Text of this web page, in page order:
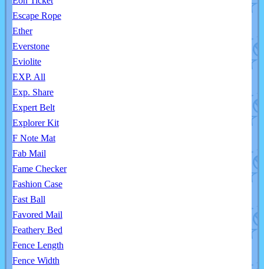
Escape Rope
Ether
Everstone
Eviolite
EXP. All
Exp. Share
Expert Belt
Explorer Kit
F Note Mat
Fab Mail
Fame Checker
Fashion Case
Fast Ball
Favored Mail
Feathery Bed
Fence Length
Fence Width